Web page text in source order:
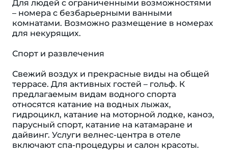
Для людей с ограниченными возможностями
– номера с безбарьерными ванными
комнатами. Возможно размещение в номерах
для некурящих.
Спорт и развлечения
Свежий воздух и прекрасные виды на общей
террасе. Для активных гостей – гольф. К
предлагаемым видам водного спорта
относятся катание на водных лыжах,
гидроцикл, катание на моторной лодке, каноэ,
парусный спорт, катание на катамаране и
дайвинг. Услуги велнес-центра в отеле
включают спа-процедуры и салон красоты.